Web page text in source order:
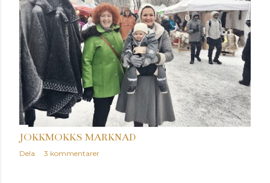
JOKKMOKKS MARKNAD
Dela 3 kommentarer